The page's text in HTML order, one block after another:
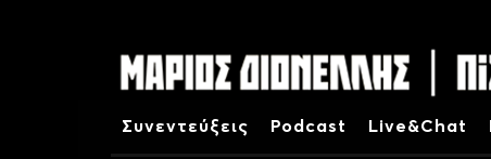
Συνεντεύξεις Podcast Live&Chat